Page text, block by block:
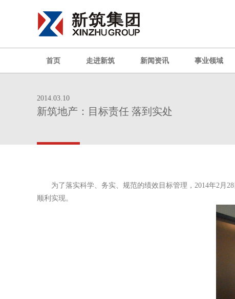
首页 走进新筑 新闻资讯 事业领域
2014.03.10
新筑地产：目标责任 落到实处
为了落实科学、务实、规范的绩效目标管理， 2014年2月 28
顺利实现。